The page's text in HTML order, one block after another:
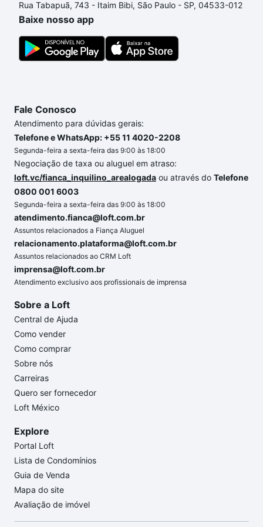
um apartamento
e conte com a gente para comprar
o imóvel dos seus sonhos com segurança e
conforto. Loft, com você até as chaves.
Rua Tabapuã, 743 - Itaim Bibi, São Paulo - SP, 04533-012
Baixe nosso app
Fale Conosco
Atendimento para dúvidas gerais:
Telefone e WhatsApp: +55 11 4020-2208
Segunda-feira a sexta-feira das 9:00 às 18:00
Negociação de taxa ou aluguel em atraso:
loft.vc/fianca_inquilino_arealogada ou através do Telefone
0800 001 6003
Segunda-feira a sexta-feira das 9:00 às 18:00
atendimento.fianca@loft.com.br
Assuntos relacionados a Fiança Aluguel
relacionamento.plataforma@loft.com.br
Assuntos relacionados ao CRM Loft
imprensa@loft.com.br
Atendimento exclusivo aos profissionais de imprensa
Sobre a Loft
Central de Ajuda
Como vender
Como comprar
Sobre nós
Carreiras
Quero ser fornecedor
Loft México
Explore
Portal Loft
Lista de Condomínios
Guia de Venda
Mapa do site
Avaliação de imóvel